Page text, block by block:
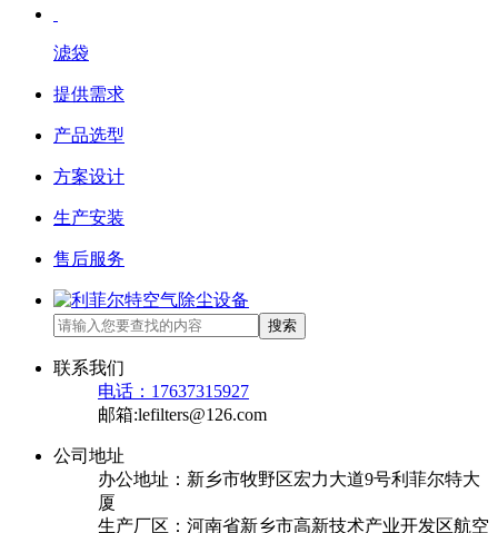
滤袋
提供需求
产品选型
方案设计
生产安装
售后服务
搜索
联系我们
电话：17637315927
邮箱:lefilters@126.com
公司地址
办公地址：新乡市牧野区宏力大道9号利菲尔特大
厦
生产厂区：河南省新乡市高新技术产业开发区航空